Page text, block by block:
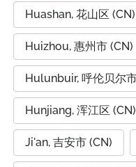
Huashan, 花山区 (CN)
Huizhou, 惠州市 (CN)
Hulunbuir, 呼伦贝尔
Hunjiang, 浑江区 (CN)
Ji'an, 吉安市 (CN)